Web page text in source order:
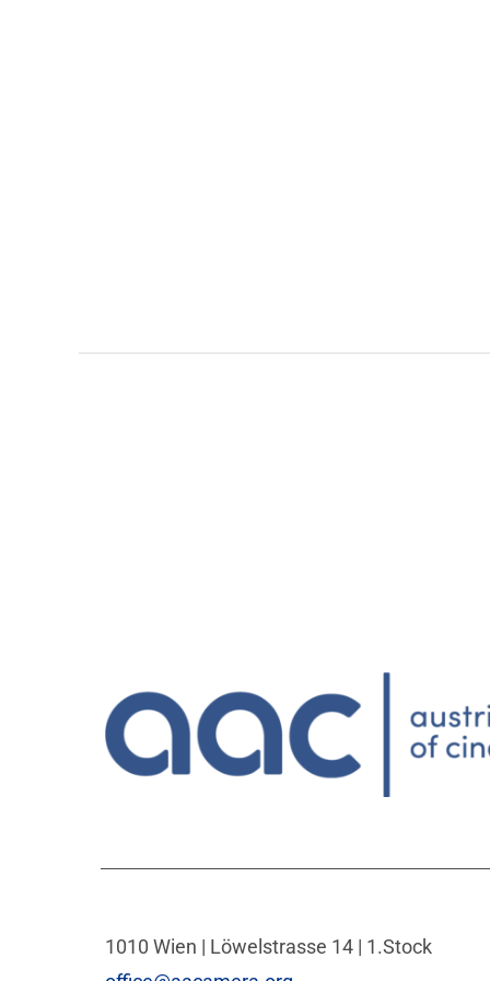
1010 Wien | Löwelstrasse 14 | 1.Stock